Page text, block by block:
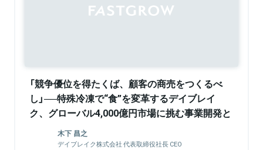
「競争優位を得たくば、顧客の商売をつくるべ
し」──特殊冷凍で“食”を変革するデイブレイ
ク、グローバル4,000億円市場に挑む事業開発と
木下 昌之
デイブレイク株式会社 代表取締役社長 CEO